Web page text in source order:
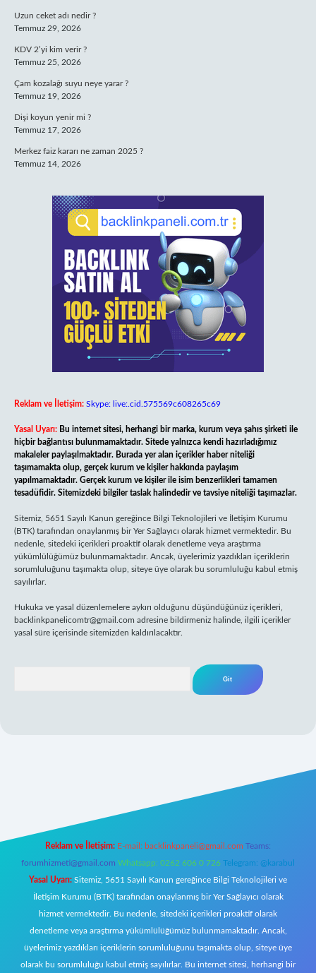
Uzun ceket adı nedir ?
Temmuz 29, 2026
KDV 2’yi kim verir ?
Temmuz 25, 2026
Çam kozalağı suyu neye yarar ?
Temmuz 19, 2026
Dişi koyun yenir mi ?
Temmuz 17, 2026
Merkez faiz kararı ne zaman 2025 ?
Temmuz 14, 2026
Reklam ve İletişim: Skype: live:.cid.575569c608265c69
Yasal Uyarı: Bu internet sitesi, herhangi bir marka, kurum veya şahıs şirketi ile
hiçbir bağlantısı bulunmamaktadır. Sitede yalnızca kendi hazırladığımız
makaleler paylaşılmaktadır. Burada yer alan içerikler haber niteliği
taşımamakta olup, gerçek kurum ve kişiler hakkında paylaşım
yapılmamaktadır. Gerçek kurum ve kişiler ile isim benzerlikleri tamamen
tesadüfidir. Sitemizdeki bilgiler taslak halindedir ve tavsiye niteliği taşımazlar.
Sitemiz, 5651 Sayılı Kanun gereğince Bilgi Teknolojileri ve İletişim Kurumu
(BTK) tarafından onaylanmış bir Yer Sağlayıcı olarak hizmet vermektedir. Bu
nedenle, sitedeki içerikleri proaktif olarak denetleme veya araştırma
yükümlülüğümüz bulunmamaktadır. Ancak, üyelerimiz yazdıkları içeriklerin
sorumluluğunu taşımakta olup, siteye üye olarak bu sorumluluğu kabul etmiş
sayılırlar.
Hukuka ve yasal düzenlemelere aykırı olduğunu düşündüğünüz içerikleri,
backlinkpanelicomtr@gmail.com adresine bildirmeniz halinde, ilgili içerikler
yasal süre içerisinde sitemizden kaldırılacaktır.
Reklam ve İletişim: E-mail: backlinkpaneli@gmail.com Teams:
forumhizmeti@gmail.com Whatsapp: 0262 606 0 726 Telegram: @karabul
Yasal Uyarı: Sitemiz, 5651 Sayılı Kanun gereğince Bilgi Teknolojileri ve
İletişim Kurumu (BTK) tarafından onaylanmış bir Yer Sağlayıcı olarak
hizmet vermektedir. Bu nedenle, sitedeki içerikleri proaktif olarak
denetleme veya araştırma yükümlülüğümüz bulunmamaktadır. Ancak,
üyelerimiz yazdıkları içeriklerin sorumluluğunu taşımakta olup, siteye üye
olarak bu sorumluluğu kabul etmiş sayılırlar. Bu internet sitesi, herhangi bir